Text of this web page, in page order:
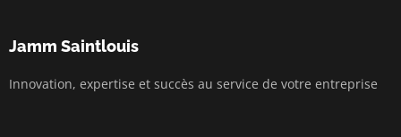
Jamm Saintlouis
Innovation, expertise et succès au service de votre entreprise